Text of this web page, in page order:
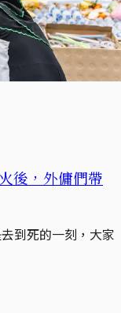
後，外傭們帶
到死的一刻，大家